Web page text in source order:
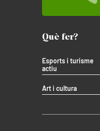
Què fer?
Esports i turisme
actiu
Art i cultura